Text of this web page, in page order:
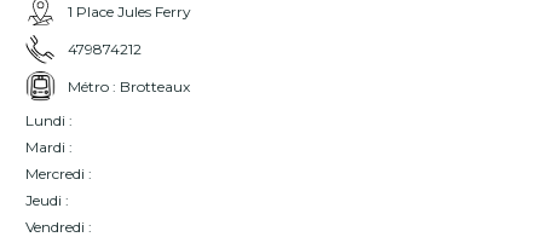
1 Place Jules Ferry
479874212
Métro : Brotteaux
Lundi :
Mardi :
Mercredi :
Jeudi :
Vendredi :